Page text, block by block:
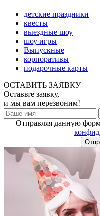
детские праздники
квесты
выездные шоу
шоу игры
Выпускные
корпоративы
подарочные карты
ОСТАВИТЬ ЗАЯВКУ
Оставьте заявку,
и мы вам перезвоним!
Отправляя данную